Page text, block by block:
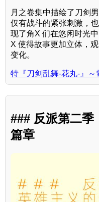
月之卷集中描绘了刀剑
仅有战斗的紧张刺激，
现了角X 们在悠闲时光
X 使得故事更加立体，
变化。
特『刀剑乱舞-花丸-』～
### 反派第二季
篇章